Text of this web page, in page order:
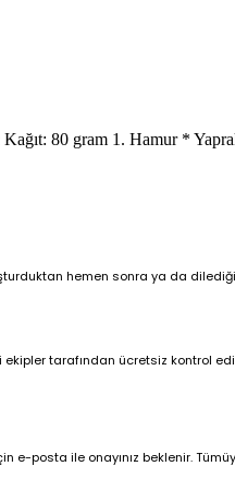
80 gram 1. Hamur *
hemen sonra ya da
tarafından ücretsiz kontrol
posta ile onayınız beklenir.